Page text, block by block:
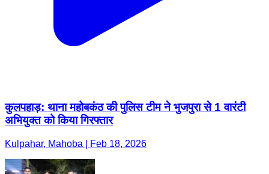
कुलपहाड़: थाना महोबकंठ की पुलिस टीम ने भुजपुरा से 1 वारंटी
अभियुक्त को किया गिरफ्तार
Kulpahar, Mahoba | Feb 18, 2026